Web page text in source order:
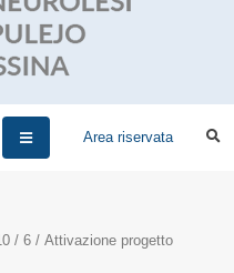
Area riservata
/ 6 / Attivazione progetto